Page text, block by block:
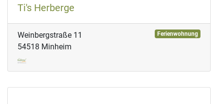
Ti's Herberge
Ferienwohnung
Weinbergstraße 11
54518 Minheim